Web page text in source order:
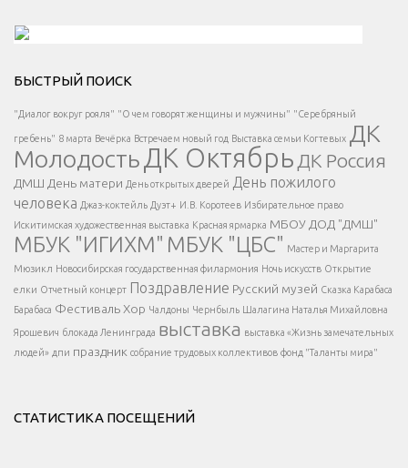
Есть вопрос?
Напишите нам
</span >
Написать
</button >
</div >
</div > </div >
БЫСТРЫЙ ПОИСК
"Диалог вокруг рояля" "О чем говорят женщины и мужчины" "Серебряный
гребень" 8 марта Вечёрка Встречаем новый год Выставка семьи Когтевых ДК
МолодостьДК Октябрь ДК Россия
ДМШ День матери День открытых дверей День пожилого
человека Джаз-коктейль Дуэт+ И.В. Коротеев Избирательное право
Искитимская художественная выставка Красная ярмарка МБОУ ДОД "ДМШ"
МБУК "ИГИХМ" МБУК "ЦБС" Мастер и Маргарита
Мюзикл Новосибирская государственная филармония Ночь искусств Открытие
елки Отчетный концерт Поздравление Русский музей Сказка Карабаса
Барабаса Фестиваль Хор Чалдоны Чернбыль Шалагина Наталья Михайловна
Ярошевич блокада Ленинграда выставка выставка «Жизнь замечательных
людей» дпи праздник собрание трудовых коллективов фонд "Таланты мира"
СТАТИСТИКА ПОСЕЩЕНИЙ